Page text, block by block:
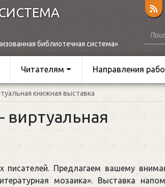
библиотечная система»
Читателям Направления
книжная выставка
писателей. Предлагаем вашему
мозаика». Выставка